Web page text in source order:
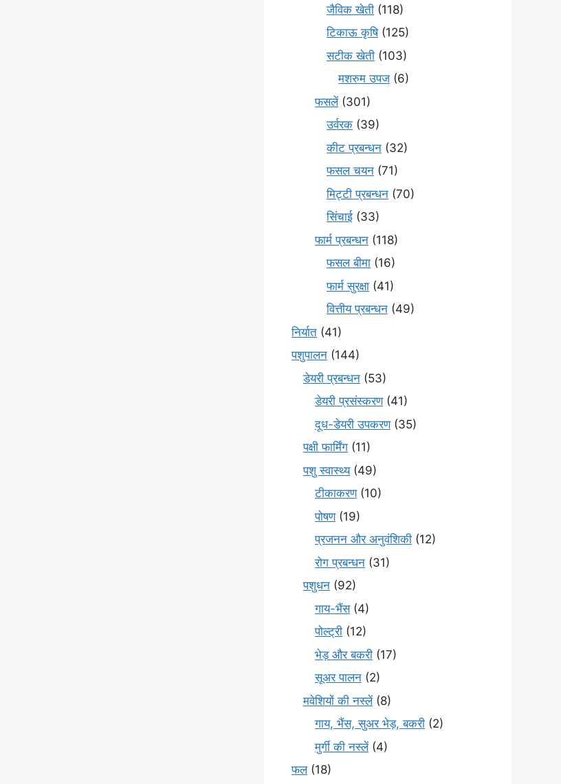
जैविक खेती (118)
टिकाऊ कृषि(125)
सटीक खेती (103)
मशरुम उपज (6)
फसलें(301)
उर्वरक (39)
कीट प्रबन्धन (32)
फसल चयन (71)
मि‌ट्टी प्रबन्धन (70)
सिंचाई (33)
फार्म प्रबन्धन (118)
फसल बीमा (16)
फार्म सुरक्षा (41)
वित्तीय प्रबन्धन (49)
निर्यात (41)
पशुपालन (144)
डेयरी प्रबन्धन (53)
डेयरी प्रसंस्करण(41)
दूध-डेयरी उपकरण(35)
पक्षी फार्मिंग (11)
पशु स्वास्थ्य(49)
टीकाकरण(10)
पोषण(19)
प्रजनन और अनुवंशिकी (12)
रोग प्रबन्धन (31)
पशुधन (92)
गाय-भैंस(4)
पोल्ट्री (12)
भेड़ और बकरी (17)
सूअर पालन (2)
मवेशियों की नस्लें(8)
गाय, भैंस, सुअर भेड़, बकरी (2)
मुर्गी की नस्लें(4)
फल(18)